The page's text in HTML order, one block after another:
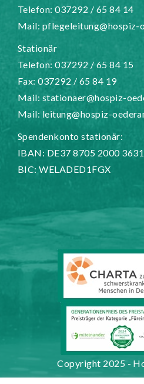
Telefon: 037292 / 65 84 14
Mail: pflegeleitung@hospiz-
Stationär
Telefon: 037292 / 65 84 15
Fax: 037292 / 65 84 19
Mail: stationaer@hospiz-
Mail: leitung@hospiz-
Spendenkonto stationär:
IBAN: DE37 8705 2000
BIC: WELADED1FGX
Copyright 2025 -